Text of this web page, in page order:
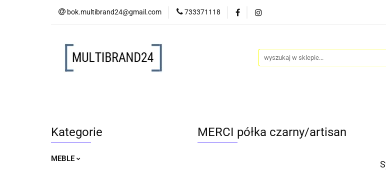
bok.multibrand24@gmail.com 733371118
MEBLE LAMPY AKCESORIA
Kategorie
MEBLE
MERCI półka czarny/artisan